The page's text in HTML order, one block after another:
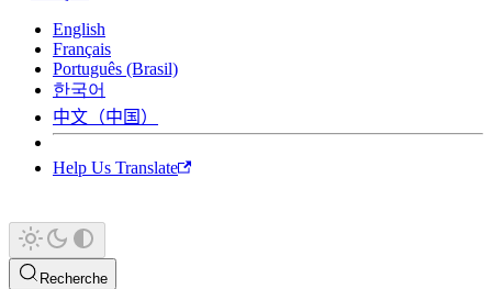
English
Français
Português (Brasil)
한국어
中文（中国）
Help Us Translate
Recherche